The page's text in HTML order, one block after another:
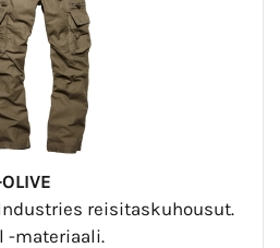
reisitaskuhousut.
-materiaali.